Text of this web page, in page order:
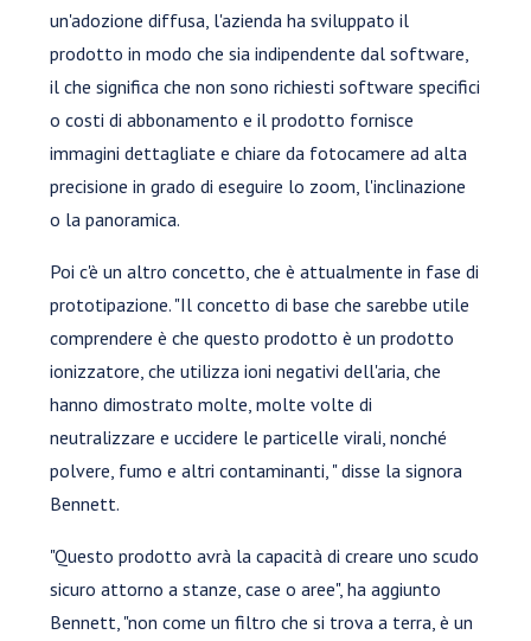
un'adozione diffusa, l'azienda ha sviluppato il
prodotto in modo che sia indipendente dal software,
il che significa che non sono richiesti software specifici
o costi di abbonamento e il prodotto fornisce
immagini dettagliate e chiare da fotocamere ad alta
precisione in grado di eseguire lo zoom, l'inclinazione
o la panoramica.
Poi c'è un altro concetto, che è attualmente in fase di
prototipazione. "Il concetto di base che sarebbe utile
comprendere è che questo prodotto è un prodotto
ionizzatore, che utilizza ioni negativi dell'aria, che
hanno dimostrato molte, molte volte di
neutralizzare e uccidere le particelle virali, nonché
polvere, fumo e altri contaminanti, " disse la signora
Bennett.
"Questo prodotto avrà la capacità di creare uno scudo
sicuro attorno a stanze, case o aree", ha aggiunto
Bennett, "non come un filtro che si trova a terra, è un